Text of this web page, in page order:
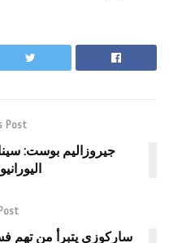
Post
جيروزاليم بوست:
ساركوزي يتبرأ من تهم